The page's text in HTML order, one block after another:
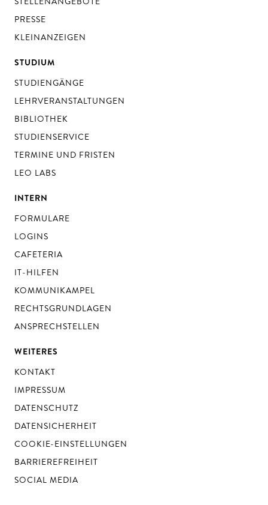
PRESSE
KLEINANZEIGEN
STUDIUM
STUDIENGÄNGE
LEHRVERANSTALTUNGEN
BIBLIOTHEK
STUDIENSERVICE
TERMINE UND FRISTEN
LEO LABS
INTERN
FORMULARE
LOGINS
CAFETERIA
IT-HILFEN
KOMMUNIKAMPEL
RECHTSGRUNDLAGEN
ANSPRECHSTELLEN
WEITERES
KONTAKT
IMPRESSUM
DATENSCHUTZ
DATENSICHERHEIT
COOKIE-EINSTELLUNGEN
BARRIEREFREIHEIT
SOCIAL MEDIA